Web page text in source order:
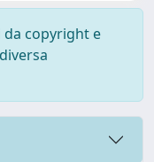
copyright e